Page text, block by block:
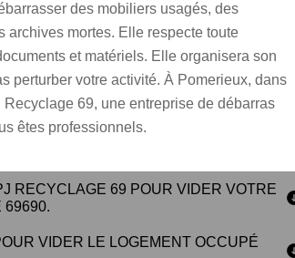
des mobiliers usagés, des
archives mortes. Elle respecte toute
et matériels. Elle organisera son
perturber votre activité. À Pomerieux, dans
Recyclage 69, une entreprise de débarras
êtes professionnels.
RECYCLAGE 69 POUR VIDER VOTRE
69690.
VIDER LE LOGEMENT OCCUPÉ